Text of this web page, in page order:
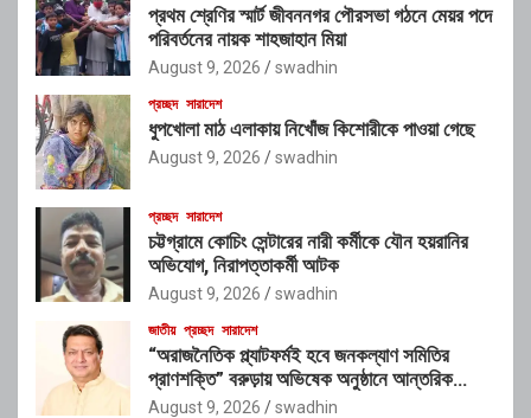
প্রথম শ্রেণির স্মার্ট জীবননগর পৌরসভা গঠনে মেয়র পদে
পরিবর্তনের নায়ক শাহজাহান মিয়া
August 9, 2026 swadhin
প্রচ্ছদ সারাদেশ
ধুপখোলা মাঠ এলাকায় নিখোঁজ কিশোরীকে পাওয়া গেছে
August 9, 2026 swadhin
প্রচ্ছদ সারাদেশ
চট্টগ্রামে কোচিং সেন্টারের নারী কর্মীকে যৌন হয়রানির
অভিযোগ, নিরাপত্তাকর্মী আটক
August 9, 2026 swadhin
জাতীয় প্রচ্ছদ সারাদেশ
“অরাজনৈতিক প্ল্যাটফর্মই হবে জনকল্যাণ সমিতির
প্রাণশক্তি” বরুড়ায় অভিষেক অনুষ্ঠানে আন্তরিক
প্রতিশ্রুতিতে মুখর গৃহায়ণমন্ত্রী জাকারিয়া তাহের
August 9, 2026 swadhin